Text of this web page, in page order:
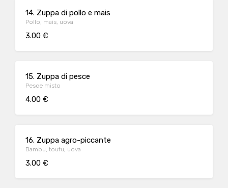
14. Zuppa di pollo e mais
Pollo, mais, uova
3.00 €
15. Zuppa di pesce
Pesce misto
4.00 €
16. Zuppa agro-piccante
Bambu, toufu, uova
3.00 €